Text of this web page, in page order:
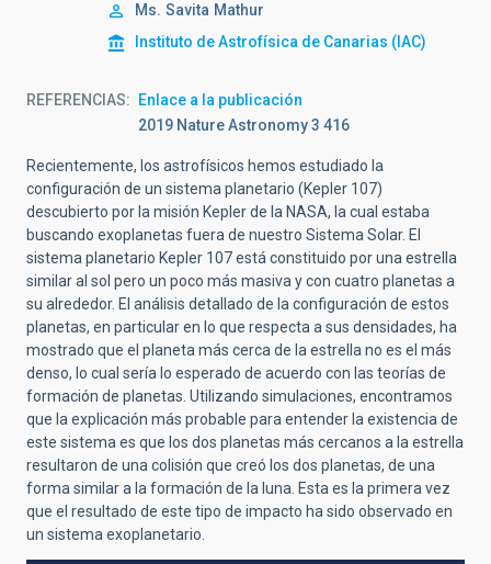
Ms. Savita Mathur
Instituto de Astrofísica de Canarias (IAC)
REFERENCIAS
Enlace a la publicación
2019 Nature Astronomy 3 416
Recientemente, los astrofísicos hemos estudiado la
configuración de un sistema planetario (Kepler 107)
descubierto por la misión Kepler de la NASA, la cual estaba
buscando exoplanetas fuera de nuestro Sistema Solar. El
sistema planetario Kepler 107 está constituido por una estrella
similar al sol pero un poco más masiva y con cuatro planetas a
su alrededor. El análisis detallado de la configuración de estos
planetas, en particular en lo que respecta a sus densidades, ha
mostrado que el planeta más cerca de la estrella no es el más
denso, lo cual sería lo esperado de acuerdo con las teorías de
formación de planetas. Utilizando simulaciones, encontramos
que la explicación más probable para entender la existencia de
este sistema es que los dos planetas más cercanos a la estrella
resultaron de una colisión que creó los dos planetas, de una
forma similar a la formación de la luna. Esta es la primera vez
que el resultado de este tipo de impacto ha sido observado en
un sistema exoplanetario.